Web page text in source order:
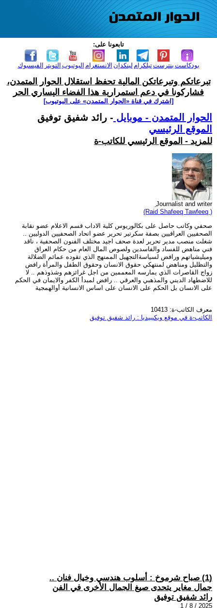
تابعونا على:
الفيسبوك التويتر اليوتيوب الانستغرام لينكدإن تيلكرامبنترست بودكاست
تبرعاتكم وتبرعاتكن المالية تحفظ استقلال الحوار المتمدن،
فشاركونا في دعم استمرارية هذا الفضاء اليساري الحر
[اشترك في قناة ‫«الحوار المتمدن» على اليوتيوب]
الحوار المتمدن - موبايل - رائد شفيق توفيق
الموقع الرئيسي
للمزيد - الموقع الرئيسي للكاتب-ة
ِ Journalist and writer
(Raid Shafeeq Tawfeeq )
صحفي وكاتب حاصل على بكالوريوس كلية الاداب قسم الاعلام عضو نقابة
الصحفيين العراقيين بصفة سكرتير تحرير عضو اتحاد الصحفيين الدوليين ..
شغلت منصب مدير تحرير لعدة صحف اجيد مختلف الفنون الصحفية ، ناقد
فني مناهض للفساد والفاسدين ولصوص المال العام من حكام العراق
وميليشياتهم ورافض لسياسةالتجهيل الممنهج الذي تقوده عمائم الضلالة
والتظليل ومناهض لمنتهكي حقوق الانسان وحقوق الطفل والمرأة رافض
زواج القاصرات الذي يمارسه المعممين من اجل غرائزهم وشذوذهم .. لا
للاضطهاد الديني والمذهبي والعرقي .. رافض لمبدأ الكفر والايمان في الحكم
على الانسان بل الحكم على الانسان على اساس الانسانية أوالهمجية
معرف الكاتب-ة: 10413
الكاتب-ة في موقع ويكيبيديا : رائد شفيق توفيق
(1) صباح شرموخ : أسلوب هندسي وخيال فنان ..
جمال مغاير يتحدى صيغ الجمال الأخرى في الفن
رائد شفيق توفيق
2025 / 8 / 1